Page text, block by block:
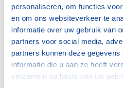
personaliseren, om functies
en om ons websiteverkeer te
informatie over uw gebruik van
partners voor social media,
partners kunnen deze
informatie die u aan ze heeft
verzameld op basis van uw
we zijn en wat we kunnen
ophouden met vluchtelingen
zijn sterk, dapper en vechten
plek."
Muna’s achtergrond en de
overwonnen, hebben haar
vandaag is. "Wat we hebben